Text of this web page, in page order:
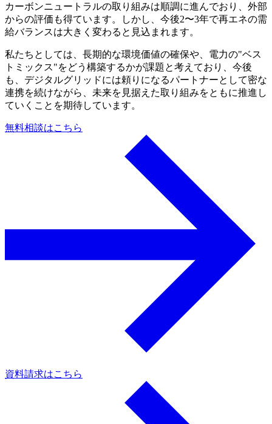
カーボンニュートラルの取り組みは順調に進んでおり、外部
からの評価も得ています。しかし、今後2〜3年で再エネの需
給バランスは大きく変わると見込まれます。
私たちとしては、長期的な環境価値の確保や、電力の"ベス
トミックス"をどう構築するかが課題と考えており、今後
も、デジタルグリッドには頼りになるパートナーとして密な
連携を続けながら、未来を見据えた取り組みをともに推進し
ていくことを期待しています。
無料相談はこちら
資料請求はこちら